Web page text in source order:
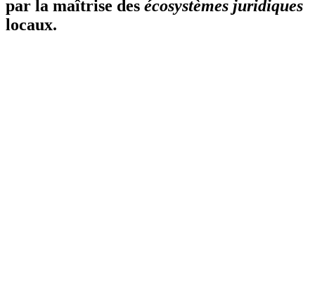
par la maîtrise des écosystèmes juridiques
locaux.